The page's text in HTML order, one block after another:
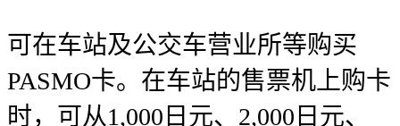
可在车站及公交车营业所等购买
PASMO卡。在车站的售票机上购卡
时，可从1,000日元、2,000日元、